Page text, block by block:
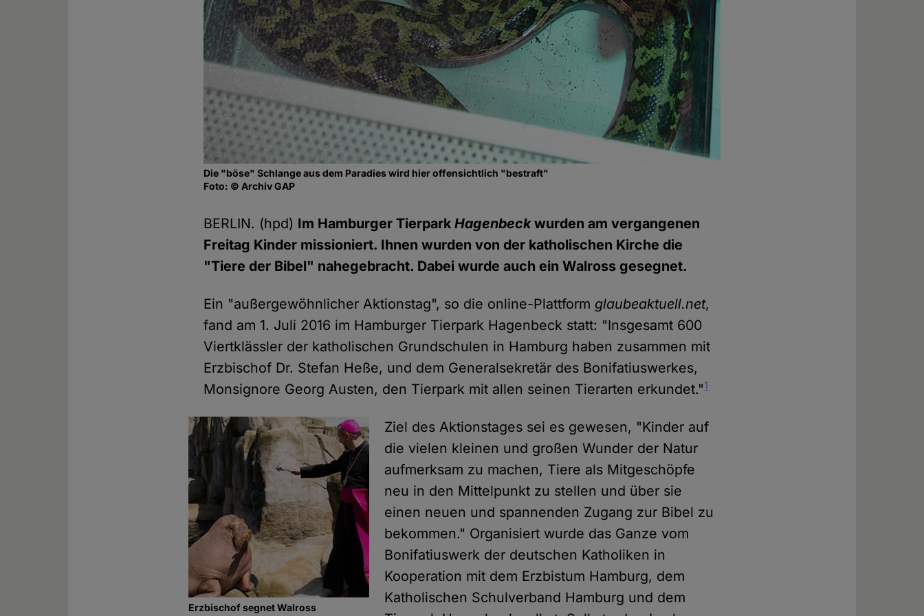
Die "böse" Schlange aus dem Paradies wird hier offensichtlich "bestraft"
Foto: © Archiv GAP
BERLIN. (hpd) Im Hamburger TierparkHagenbeckwurden am vergangenen
Freitag Kinder missioniert. Ihnen wurden von der katholischen Kirche die
"Tiere der Bibel" nahegebracht. Dabei wurde auch ein Walross gesegnet.
Ein "außergewöhnlicher Aktionstag", so die online-Plattform glaubeaktuell.net,
fand am 1. Juli 2016 im Hamburger Tierpark Hagenbeck statt: "Insgesamt 600
Viertklässler der katholischen Grundschulen in Hamburg haben zusammen mit
Erzbischof Dr. Stefan Heße, und dem Generalsekretär des Bonifatiuswerkes,
Monsignore Georg Austen, den Tierpark mit allen seinen Tierarten erkundet."1
Erzbischof segnet Walross
Ziel des Aktionstages sei es gewesen, "Kinder auf
die vielen kleinen und großen Wunder der Natur
aufmerksam zu machen, Tiere als Mitgeschöpfe
neu in den Mittelpunkt zu stellen und über sie
einen neuen und spannenden Zugang zur Bibel zu
bekommen." Organisiert wurde das Ganze vom
Bonifatiuswerk der deutschen Katholiken in
Kooperation mit dem Erzbistum Hamburg, dem
Katholischen Schulverband Hamburg und dem